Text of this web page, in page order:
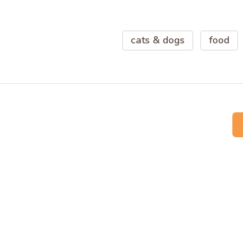
cats & dogs food